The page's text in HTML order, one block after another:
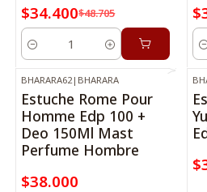
$34.400$48.705
Cantidad
BHARARA62 | BHARARA
Estuche Rome Pour
Homme Edp 100 +
Deo 150Ml Mast
Perfume Hombre
$38.000